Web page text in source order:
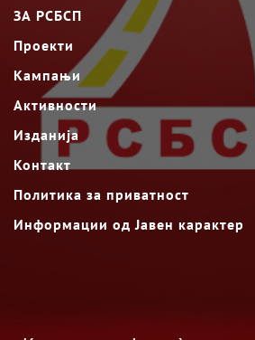
ЗА РСБСП
Проекти
Кампањи
Активности
Изданија
Контакт
Политика за приватност
Информации од Јавен карактер